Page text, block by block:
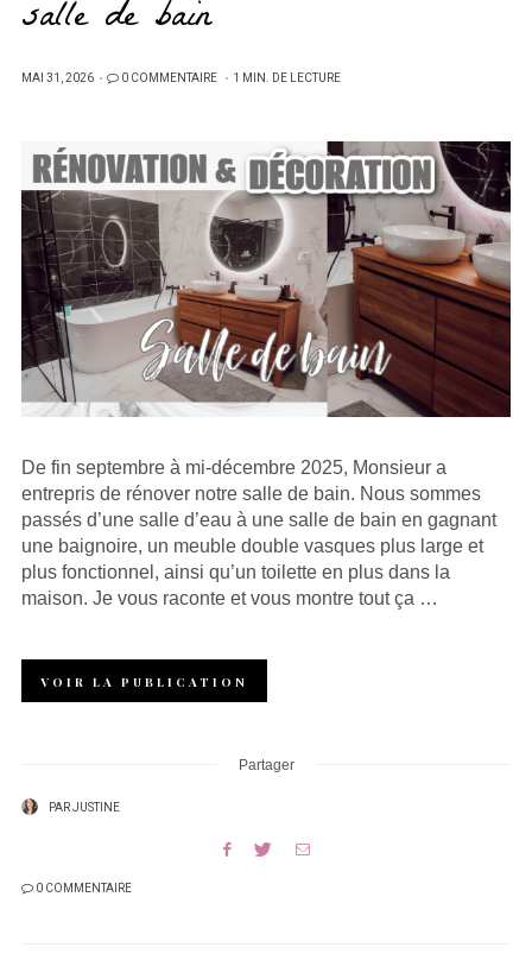
salle de bain
PUBLIÉ
MAI 31, 2026 0 COMMENTAIRE 1 MIN. DE LECTURE
De fin septembre à mi-décembre 2025, Monsieur a
entrepris de rénover notre salle de bain. Nous sommes
passés d’une salle d’eau à une salle de bain en gagnant
une baignoire, un meuble double vasques plus large et
plus fonctionnel, ainsi qu’un toilette en plus dans la
maison. Je vous raconte et vous montre tout ça …
VOIR LA PUBLICATION
Partager
PARJUSTINE
0 COMMENTAIRE